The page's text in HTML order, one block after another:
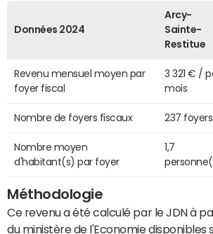
Données 2024
Arcy-
Sainte-
Restitue
Revenu mensuel moyen par
foyer fiscal
3 321 € /
mois
Nombre de foyers fiscaux 237 foyers
Nombre moyen
d'habitant(s) par foyer
1,7
Méthodologie
Ce revenu a été calculé par le JDN à
du ministère de l'Economie disponibles